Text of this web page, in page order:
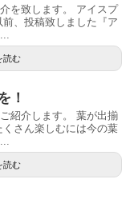
を致します。 アイスプ
、投稿致しました『ア
読む
！
紹介します。 葉が出揃
さん楽しむには今の葉
読む